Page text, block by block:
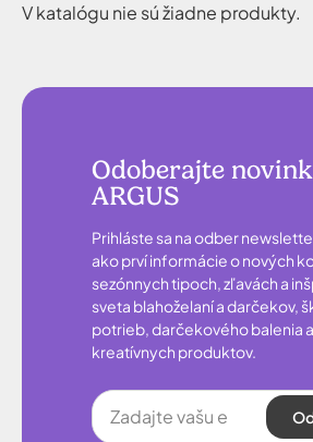
V katalógu nie sú žiadne produkty.
Odoberajte
ARGUS
Prihláste sa na odber
ako prví informácie o nových
sezónnych tipoch, zľavách a
sveta blahoželaní a darčekov,
potrieb, darčekového balenia a
kreatívnych produktov.